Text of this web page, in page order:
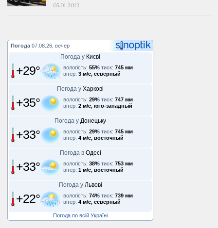
05.01.2012
Погода 07.08.26, вечер
Погода у Києві
+29° вологість: 55% тиск: 745 мм
вітер: 3 м/с, северный
Погода у Харкові
+35° вологість: 29% тиск: 747 мм
вітер: 2 м/с, юго-западный
Погода у Донецьку
+33° вологість: 29% тиск: 745 мм
вітер: 4 м/с, восточный
Погода в Одесі
+33° вологість: 38% тиск: 753 мм
вітер: 1 м/с, восточный
Погода у Львові
+22° вологість: 74% тиск: 739 мм
вітер: 4 м/с, северный
Погода по всій Україні